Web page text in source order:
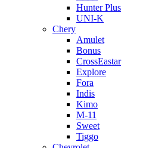
Hunter Plus
UNI-K
Chery
Amulet
Bonus
CrossEastar
Explore
Fora
Indis
Kimo
M-11
Sweet
Tiggo